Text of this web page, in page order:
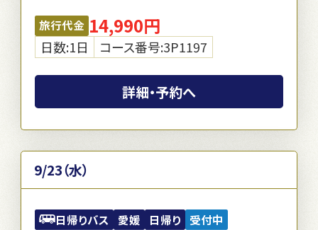
旅行代金 14,990円
日数:1日 コース番号:3P1197
詳細・予約へ
9/23（水）
日帰りバス 愛媛 日帰り
受付中